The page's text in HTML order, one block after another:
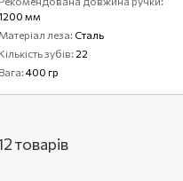
мм
Матеріал леза Сталь
Кількість зубів 22
Вага 400 гр
товарів